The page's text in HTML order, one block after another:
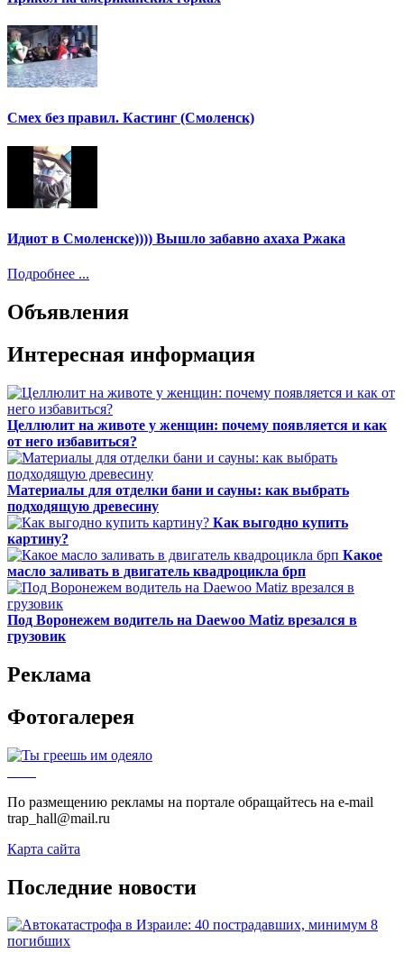
Смех без правил. Кастинг (Смоленск)
Идиот в Смоленске)))) Вышло забавно ахаха Ржака
Подробнее ...
Объявления
Интересная информация
Целлюлит на животе у женщин: почему появляется и как
от него избавиться?
Материалы для отделки бани и сауны: как выбрать
подходящую древесину
Как выгодно купить
картину?
Какое
масло заливать в двигатель квадроцикла брп
Под Воронежем водитель на Daewoo Matiz врезался в
грузовик
Реклама
Фотогалерея
По размещению рекламы на портале обращайтесь на e-mail
trap_hall@mail.ru
Карта сайта
Последние новости